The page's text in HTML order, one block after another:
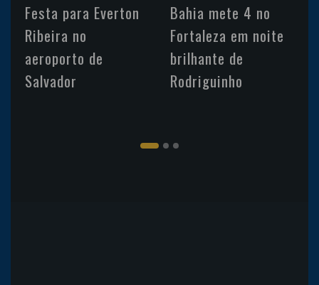
Festa para Everton
Ribeira no
aeroporto de
Salvador
Bahia mete 4 no
Fortaleza em noite
brilhante de
Rodriguinho